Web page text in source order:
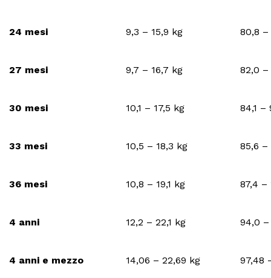
24 mesi 9,3 – 15,9 kg 80,8
27 mesi 9,7 – 16,7 kg 82,0
30 mesi 10,1 – 17,5 kg 84,1 –
33 mesi 10,5 – 18,3 kg 85,6 –
36 mesi 10,8 – 19,1 kg 87,4 –
4 anni 12,2 – 22,1 kg 94,0 –
4 anni e mezzo 14,06 – 22,69 kg 97,48